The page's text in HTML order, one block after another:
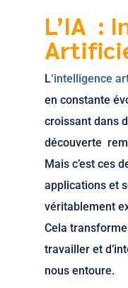
L’IA :
L‘intelligence
en constante
croissant dans
découverte
Mais c’est ces
applications et
véritablement
Cela
travailler et
nous entoure.